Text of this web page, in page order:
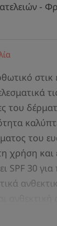
-
στικ
του
του
χρήση και
SPF 30